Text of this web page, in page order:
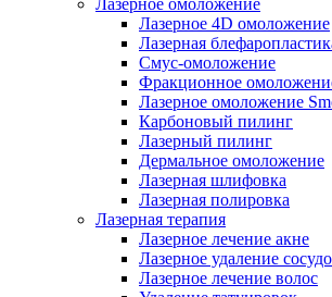
Лазерное омоложение
Лазерное 4D омоложение
Лазерная
Смус-омоложение
Фракционное
Лазерное омоложение
Карбоновый пилинг
Лазерный пилинг
Дермальное омоложение
Лазерная шлифовка
Лазерная полировка
Лазерная терапия
Лазерное лечение акне
Лазерное удаление
Лазерное лечение волос